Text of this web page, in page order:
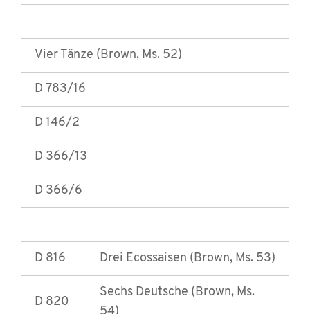
Vier Tänze (Brown, Ms. 52)
D 783/16
D 146/2
D 366/13
D 366/6
D 816 Drei Ecossaisen (Brown, Ms. 53)
D 820
Sechs Deutsche (Brown, Ms.